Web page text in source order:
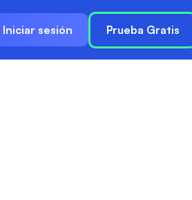
Iniciar sesión Prueba Gratis